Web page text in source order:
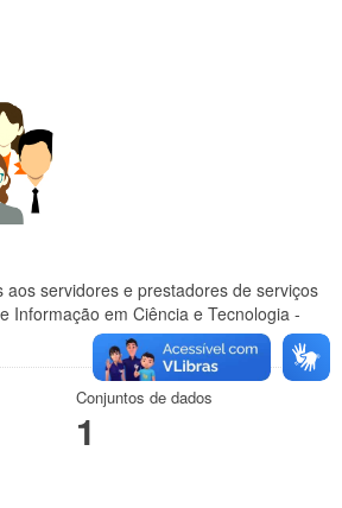
aos servidores e prestadores de serviços
Informação em Ciência e Tecnologia -
Conjuntos de dados
1